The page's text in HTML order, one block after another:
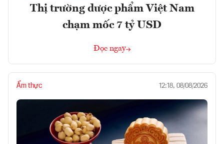
Thị trường dược phẩm Việt Nam
chạm mốc 7 tỷ USD
Đọc ngay
Ẩm thực 12:18, 08/08/2026